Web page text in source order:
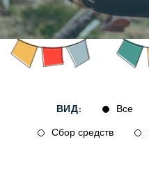
ВИД: Все
Сбор средств